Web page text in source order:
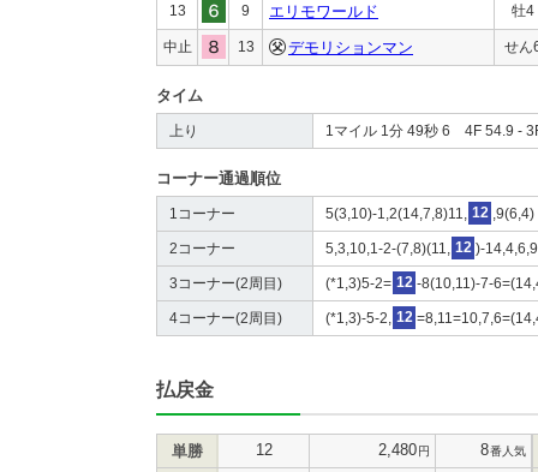
13 9 エリモワールド 牡4
中止 13 デモリションマン せん
タイム
上り 1マイル 1分 49秒 6 4F 54.9 -
コーナー通過順位
1コーナー 5(3,10)-1,2(14,7,8)11, 12 ,9(6,4)
2コーナー 5,3,10,1-2-(7,8)(11, 12 )-14,4,6,9
3コーナー(2周目) (*1,3)5-2= 12 -8(10,11)-7-
4コーナー(2周目) (*1,3)-5-2, 12
払戻金
単勝 12 2,480円 8番人気